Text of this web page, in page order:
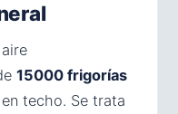
15000 frigorías
techo. Se trata